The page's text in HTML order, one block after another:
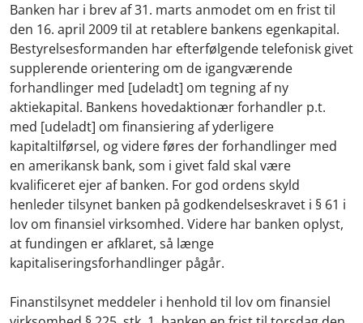
Banken har i brev af 31. marts anmodet om en frist til
den 16. april 2009 til at retablere bankens egenkapital.
Bestyrelsesformanden har efterfølgende telefonisk givet
supplerende orientering om de igangværende
forhandlinger med [udeladt] om tegning af ny
aktiekapital. Bankens hovedaktionær forhandler p.t.
med [udeladt] om finansiering af yderligere
kapitaltilførsel, og videre føres der forhandlinger med
en amerikansk bank, som i givet fald skal være
kvalificeret ejer af banken. For god ordens skyld
henleder tilsynet banken på godkendelseskravet i § 61 i
lov om finansiel virksomhed. Videre har banken oplyst,
at fundingen er afklaret, så længe
kapitaliseringsforhandlinger pågår.
Finanstilsynet meddeler i henhold til lov om finansiel